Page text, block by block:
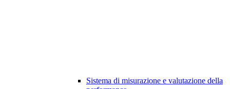
Sistema di misurazione e valutazione della